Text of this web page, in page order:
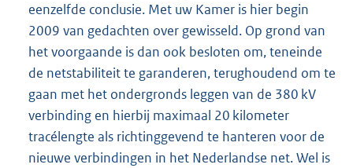
eenzelfde conclusie. Met uw Kamer is hier begin
2009 van gedachten over gewisseld. Op grond van
het voorgaande is dan ook besloten om, teneinde
de netstabiliteit te garanderen, terughoudend om te
gaan met het ondergronds leggen van de 380 kV
verbinding en hierbij maximaal 20 kilometer
tracélengte als richtinggevend te hanteren voor de
nieuwe verbindingen in het Nederlandse net. Wel is